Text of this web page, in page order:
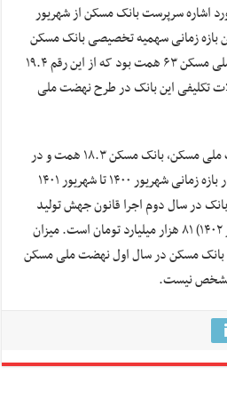
اشاره سرپرست بانک مسکن از شهریور
است. در این بازه زمانی سهمیه تخصیصی بانک مسکن
برای پرداخت تسهیلات نهضت ملی مسکن ۶۳ همت بود که از این رقم ۱۹.۴
تسهیلات تکلیفی این بانک در طرح نهضت ملی
در بخش تسهیلات شهری نهضت ملی مسکن، بانک مسکن ۱۸.۳ همت و در
تسهیلات روستایی ۱.۱ همت را در بازه زمانی شهریور ۱۴۰۰ تا شهریور ۱۴۰۱
در سال دوم اجرا قانون جهش تولید
مسکن (از شهریور ۱۴۰۱ تا شهریور ۱۴۰۲) ۸۱ هزار میلیارد تومان است. میزان
بانک مسکن در سال اول نهضت ملی مسکن